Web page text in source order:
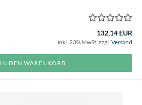
132,14 EUR
inkl. 23% MwSt. zzgl. Versand
IN DEN WARENKORB